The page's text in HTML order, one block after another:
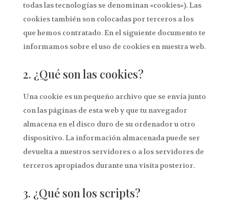
todas las tecnologías se denominan «cookies»). Las
cookies también son colocadas por terceros a los
que hemos contratado. En el siguiente documento te
informamos sobre el uso de cookies en nuestra web.
2. ¿Qué son las cookies?
Una cookie es un pequeño archivo que se envía junto
con las páginas de esta web y que tu navegador
almacena en el disco duro de su ordenador u otro
dispositivo. La información almacenada puede ser
devuelta a nuestros servidores o a los servidores de
terceros apropiados durante una visita posterior.
3. ¿Qué son los scripts?